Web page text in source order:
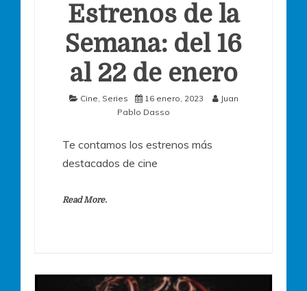
Estrenos de la
Semana: del 16
al 22 de enero
Cine, Series 16 enero, 2023
Juan
Pablo Dasso
Te contamos los estrenos más
destacados de cine
Read More.